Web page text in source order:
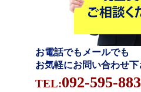
お電話でもメールでも
お気軽にお問い合わせ下
TEL:092-595-